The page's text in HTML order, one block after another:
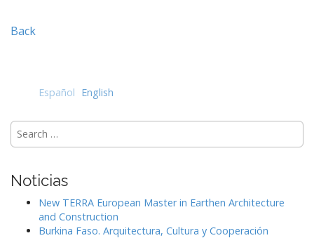
Back
Español English
Search
for:
Noticias
New TERRA European Master in Earthen Architecture
and Construction
Burkina Faso. Arquitectura, Cultura y Cooperación